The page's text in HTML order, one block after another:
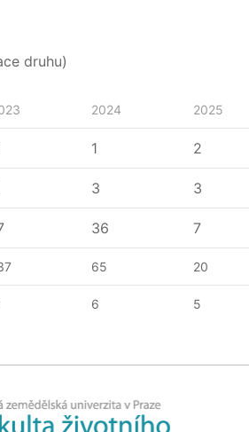
druhu)
2024 2025
65 20
6 5
1 2
3 3
36 7